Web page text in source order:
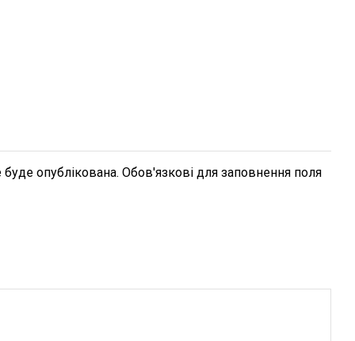
опублікована. Обов'язкові для заповнення поля